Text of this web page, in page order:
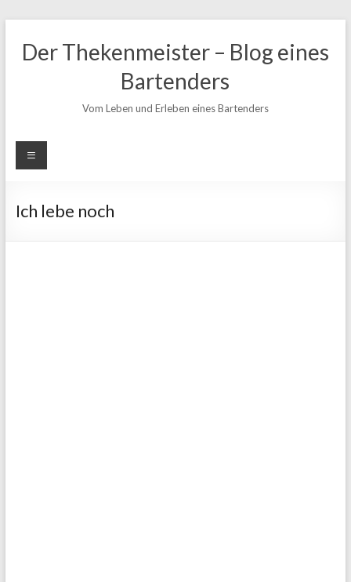
Inhalt
springen
Der Thekenmeister – Blog eines
Bartenders
Vom Leben und Erleben eines Bartenders
Ich lebe noch